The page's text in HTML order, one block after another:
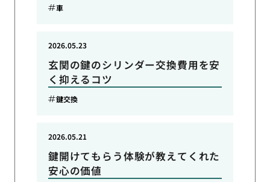
車
玄関の鍵のシリンダー交換費用を安
く抑えるコツ
2026.05.23
鍵交換
鍵開けてもらう体験が教えてくれた
安心の価値
2026.05.21